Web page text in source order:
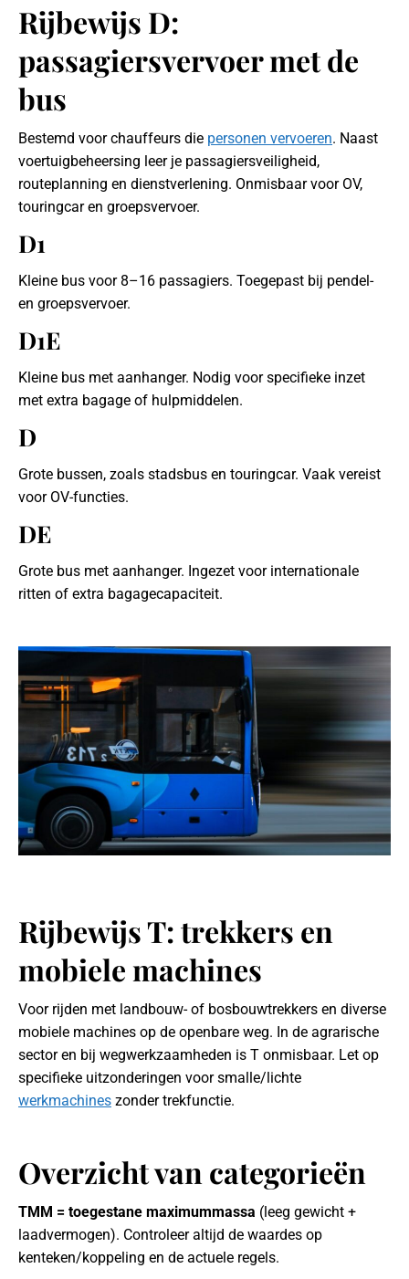
Rijbewijs D:
passagiersvervoer met de
bus
Bestemd voor chauffeurs die personen vervoeren. Naast
voertuigbeheersing leer je passagiersveiligheid,
routeplanning en dienstverlening. Onmisbaar voor OV,
touringcar en groepsvervoer.
D1
Kleine bus voor 8–16 passagiers. Toegepast bij pendel-
en groepsvervoer.
D1E
Kleine bus met aanhanger. Nodig voor specifieke inzet
met extra bagage of hulpmiddelen.
D
Grote bussen, zoals stadsbus en touringcar. Vaak vereist
voor OV-functies.
DE
Grote bus met aanhanger. Ingezet voor internationale
ritten of extra bagagecapaciteit.
Rijbewijs T: trekkers en
mobiele machines
Voor rijden met landbouw- of bosbouwtrekkers en diverse
mobiele machines op de openbare weg. In de agrarische
sector en bij wegwerkzaamheden is T onmisbaar. Let op
specifieke uitzonderingen voor smalle/lichte
werkmachines zonder trekfunctie.
Overzicht van categorieën
TMM = toegestane maximummassa (leeg gewicht +
laadvermogen). Controleer altijd de waardes op
kenteken/koppeling en de actuele regels.